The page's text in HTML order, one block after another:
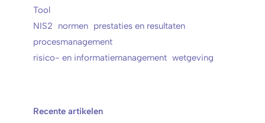
Tool
NIS2
normen prestaties en resultaten
procesmanagement
risico- en informatiemanagement wetgeving
Recente artikelen